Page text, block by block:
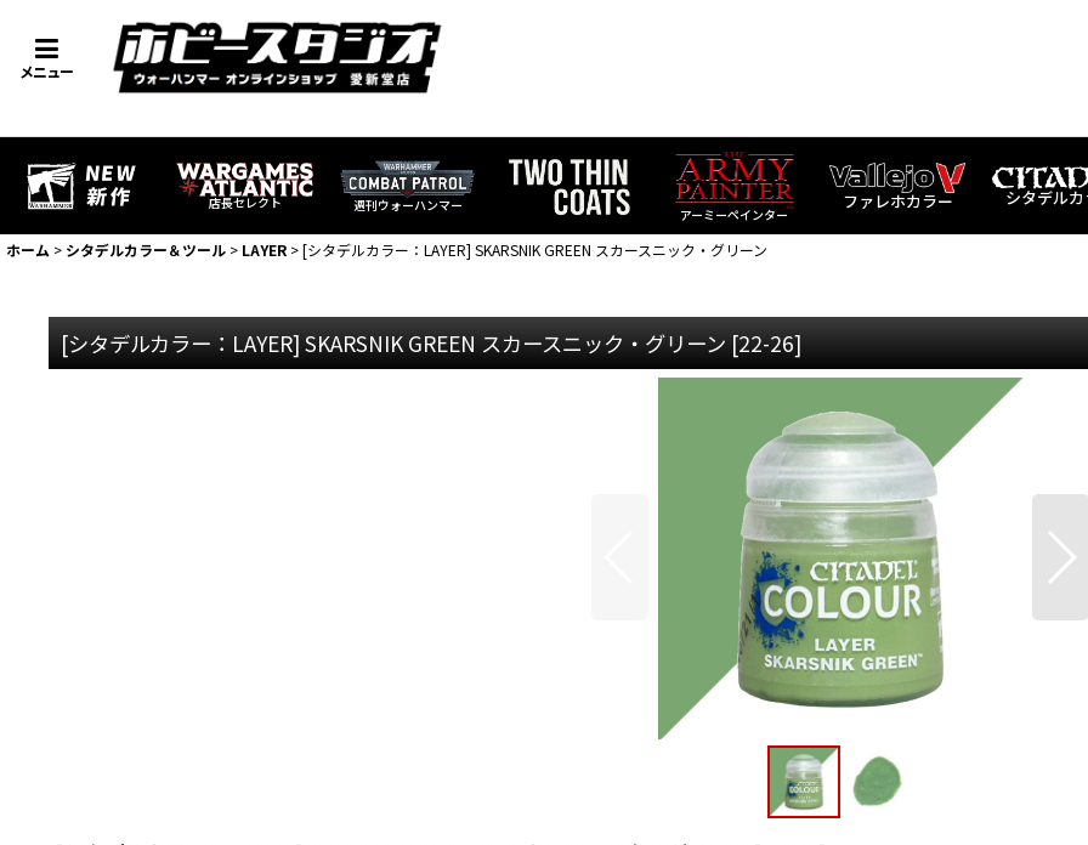
メニュー
店長セレクト 週刊ウォーハンマー
アーミーペインター
ファレホカラー シタデル
ホーム > シタデルカラー＆ツール > LAYER >[シタデルカラー：LAYER] SKARSNIK GREEN スカースニック・グリーン
[シタデルカラー：LAYER] SKARSNIK GREEN スカースニック・グリーン [22-26]